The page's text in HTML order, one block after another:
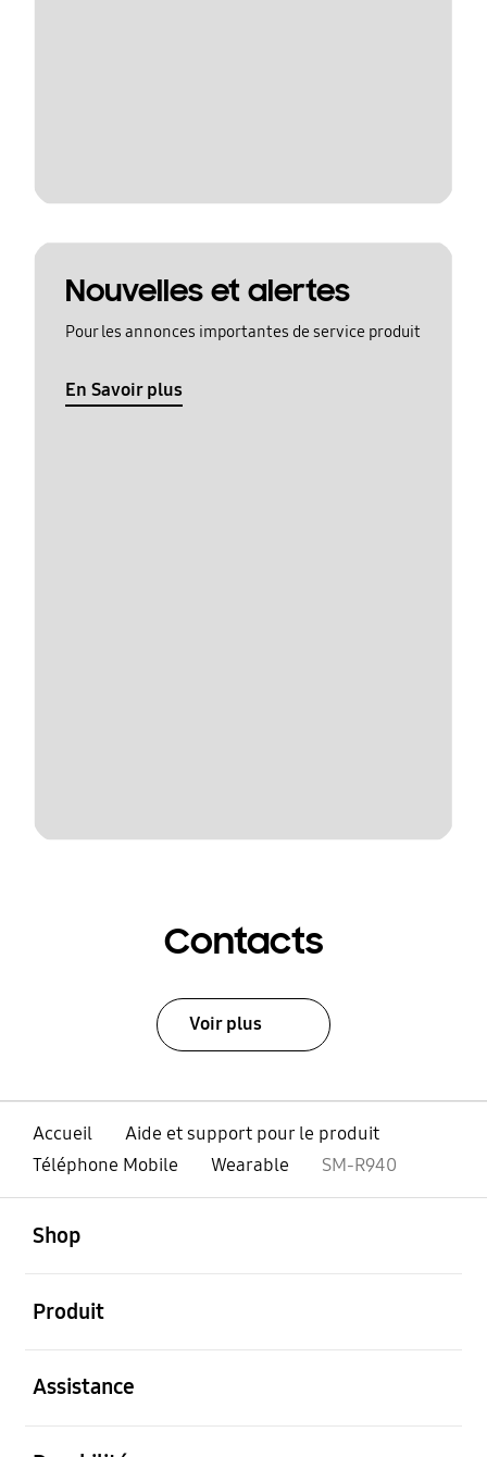
Nouvelles et alertes
Pour les annonces importantes de service produit
En Savoir plus
Contacts
Voir plus
Accueil
Aide et support pour le produit
Téléphone Mobile
Wearable SM-R940
Shop
Produit
Assistance